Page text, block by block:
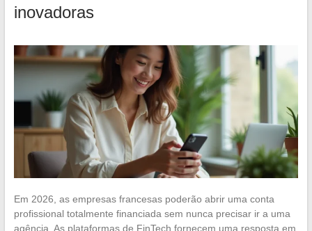
inovadoras
Em 2026, as empresas francesas poderão abrir uma conta
profissional totalmente financiada sem nunca precisar ir a uma
agência. As plataformas de FinTech fornecem uma resposta em